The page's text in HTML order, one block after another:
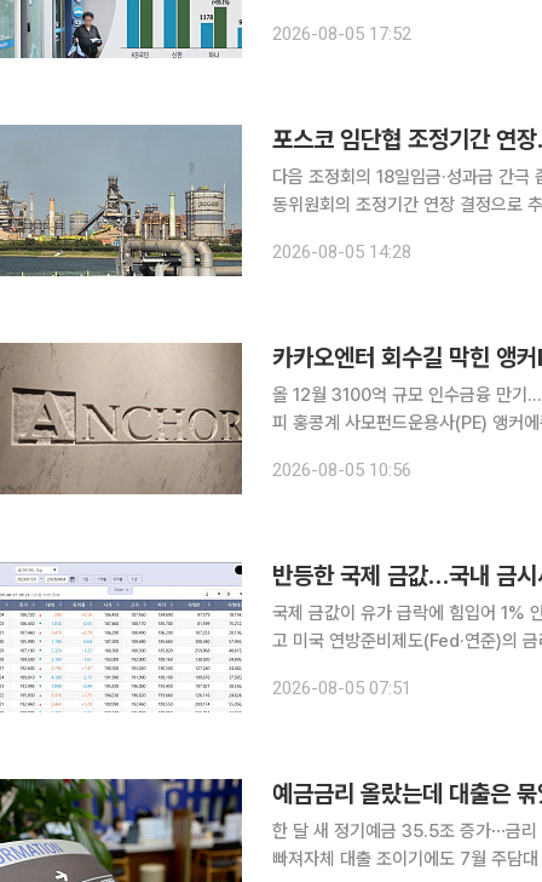
대출에서 발생한 것으로 나타났다. 고
2026-08-05 17:52
포스코 임단협 조정기간 연
다음 조정회의 18일임금·성과급 간극 좁히기가 관건 포스코 노사의 임
동위원회의 조정기간 연장 결정으로 추가 논의를 이어가
다. 포스코 노조는 지난달 8~9일 조
2026-08-05 14:28
카카오엔터 회수길 막힌 앵
올 12월 3100억 규모 인수금융 만기
피 홍콩계 사모펀드운용사(PE) 앵커에쿼티파트너스(앵커PE)가 카카오엔터테인먼트 투자 과정에서
회수(엑시트)는 쉽지 않은 상황이지
2026-08-05 10:56
반등한 국제 금값…국내 금
국제 금값이 유가 급락에 힘입어 1%
고 미국 연방준비제도(Fed·연준)의
온스(약 31.1g·이하 온스)당 4152.60
2026-08-05 07:51
예금금리 올랐는데 대출은
한 달 새 정기예금 35.5조 증가⋯금리
빠져자체 대출 조이기에도 7월 주담대 2.8조 급증 시차 착